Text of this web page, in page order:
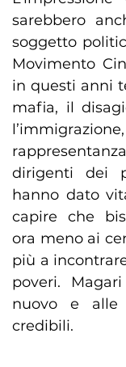
sarebbero
soggetto
Movimento
in questi anni
mafia, il
dirigenti dei
hanno dato
capire che
ora meno ai
più a
poveri.
nuovo e alle
credibili.